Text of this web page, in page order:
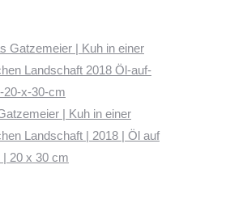
| Kuh in einer
Landschaft | 2018 | Öl auf
| 20 x 30 cm